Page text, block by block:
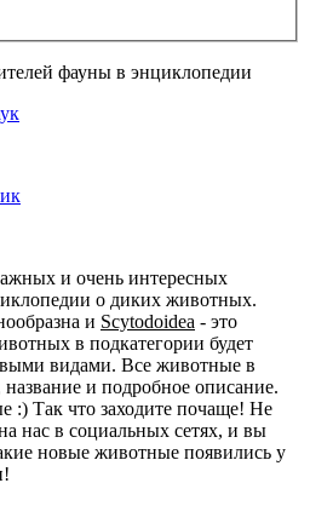
фауны в энциклопедии
и очень интересных
о диких животных.
и Scytodoidea - это
в подкатегории будет
видами. Все животные в
и подробное описание.
:) Так что заходите почаще! Не
нас в социальных сетях, и вы
новые животные появились у